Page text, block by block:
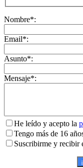
Nombre*:
Email*:
Asunto*:
Mensaje*:
He leído y acepto la
Tengo más de 16
Suscribirme y